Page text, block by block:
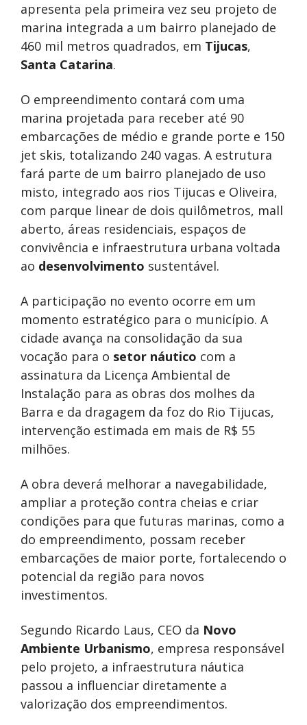
apresenta pela primeira vez seu projeto de
marina integrada a um bairro planejado de
460 mil metros quadrados, em Tijucas,
Santa Catarina.
O empreendimento contará com uma
marina projetada para receber até 90
embarcações de médio e grande porte e 150
jet skis, totalizando 240 vagas. A estrutura
fará parte de um bairro planejado de uso
misto, integrado aos rios Tijucas e Oliveira,
com parque linear de dois quilômetros, mall
aberto, áreas residenciais, espaços de
convivência e infraestrutura urbana voltada
ao desenvolvimento sustentável.
A participação no evento ocorre em um
momento estratégico para o município. A
cidade avança na consolidação da sua
vocação para o setor náutico com a
assinatura da Licença Ambiental de
Instalação para as obras dos molhes da
Barra e da dragagem da foz do Rio Tijucas,
intervenção estimada em mais de R$ 55
milhões.
A obra deverá melhorar a navegabilidade,
ampliar a proteção contra cheias e criar
condições para que futuras marinas, como a
do empreendimento, possam receber
embarcações de maior porte, fortalecendo o
potencial da região para novos
investimentos.
Segundo Ricardo Laus, CEO da Novo
Ambiente Urbanismo, empresa responsável
pelo projeto, a infraestrutura náutica
passou a influenciar diretamente a
valorização dos empreendimentos.